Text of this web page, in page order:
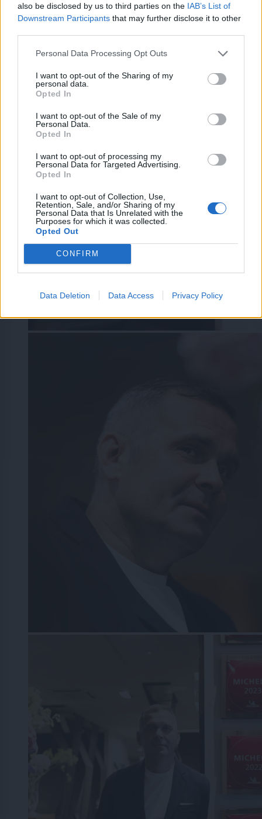
also be disclosed by us to third parties on the IAB’s List of
Downstream Participants that may further disclose it to other
Personal Data Processing Opt Outs
I want to opt-out of the Sharing of my
personal data.
Opted In
I want to opt-out of the Sale of my
Personal Data.
Opted In
I want to opt-out of processing my
Personal Data for Targeted Advertising.
Opted In
I want to opt-out of Collection, Use,
Retention, Sale, and/or Sharing of my
Personal Data that Is Unrelated with the
Purposes for which it was collected.
Opted Out
CONFIRM
Data Deletion Data Access Privacy Policy
Prijavi se na cajtng